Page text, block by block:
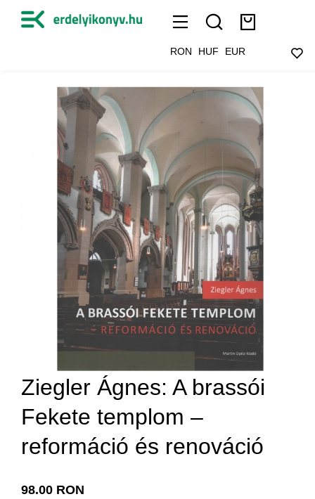
RON HUF EUR
Ziegler Ágnes: A brassói
Fekete templom –
reformáció és renováció
98.00 RON